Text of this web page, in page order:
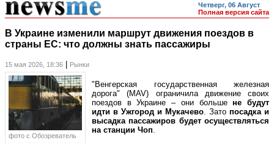
Четверг, 06 Август
Полная версия сайта
В Украине изменили маршрут движения поездов в
страны ЕС: что должны знать пассажиры
15 мая 2026, 18:36 Рынки
фото c Обозреватель
"Венгерская государственная железная
дорога" (MAV) ограничила движение своих
поездов в Украине – они большене будут
идти в Ужгород и Мукачево. Зато посадка и
высадка пассажиров будет осуществляться
на станции Чоп.